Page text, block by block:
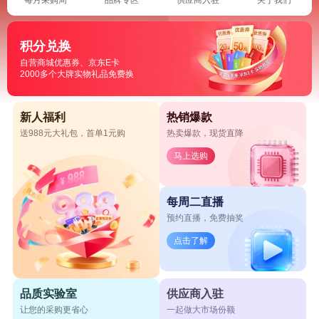
积分兑换
自营商城优惠券、京东E卡
2000多个大牌实物礼品免费换
新人福利
送988元大礼包，首单1元购
热销爆款
热卖爆款，现货直降
马上选购
每周二直播
预约直播，免费抽奖
点击了解
品质实验室
让您的采购更省心
供应商入驻
一起做大市场份额